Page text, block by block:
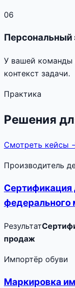
06
Персональный
У вашей команды
контекст задачи.
Практика
Решения
Смотреть кейсы
Производитель
федерального
Результат
продаж
Импортёр обуви
Маркировка